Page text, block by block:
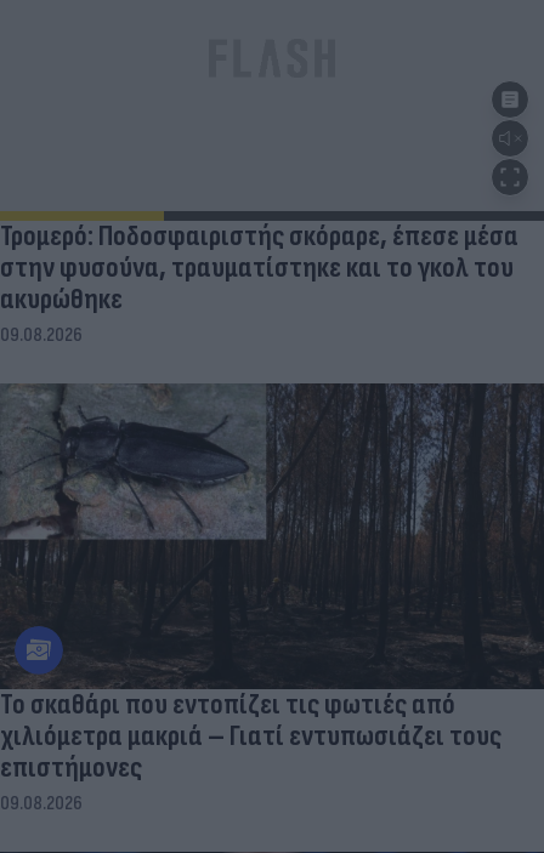
Τρομερό: Ποδοσφαιριστής σκόραρε, έπεσε μέσα
στην φυσούνα, τραυματίστηκε και το γκολ του
ακυρώθηκε
09.08.2026
Το σκαθάρι που εντοπίζει τις φωτιές από
χιλιόμετρα μακριά – Γιατί εντυπωσιάζει τους
επιστήμονες
09.08.2026